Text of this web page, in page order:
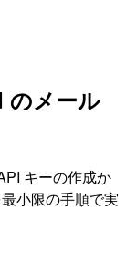
のメール
キーの作成か
小限の手順で実